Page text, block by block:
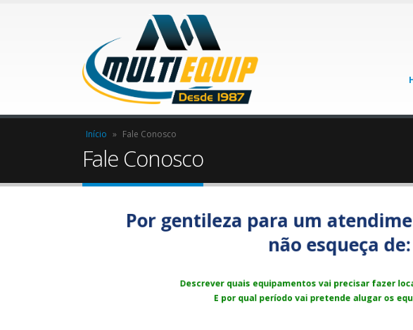
Início » Fale Conosco
Fale Conosco
Por gentileza para um
não esqueça de:
Descrever quais equipamentos vai precisar fazer
E por qual período vai pretende alugar os